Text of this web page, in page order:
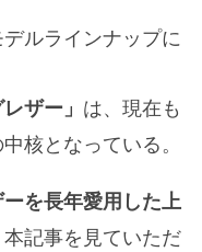
ルラインナップに
ザー」 は、現在も
核となっている。
を長年愛用した上
記事を見ていただ